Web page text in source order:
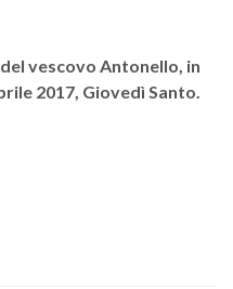
vescovo Antonello, in
2017, Giovedì Santo.